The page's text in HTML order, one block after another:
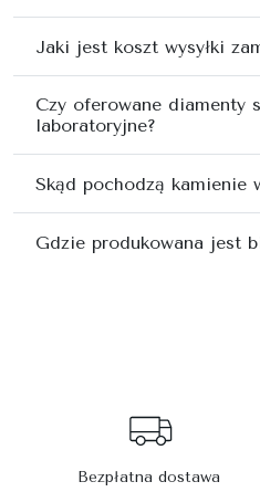
Jaki jest koszt wysyłki
Czy oferowane diamenty
laboratoryjne?
Skąd pochodzą kamienie
Gdzie produkowana jest
Bezpłatna dostawa